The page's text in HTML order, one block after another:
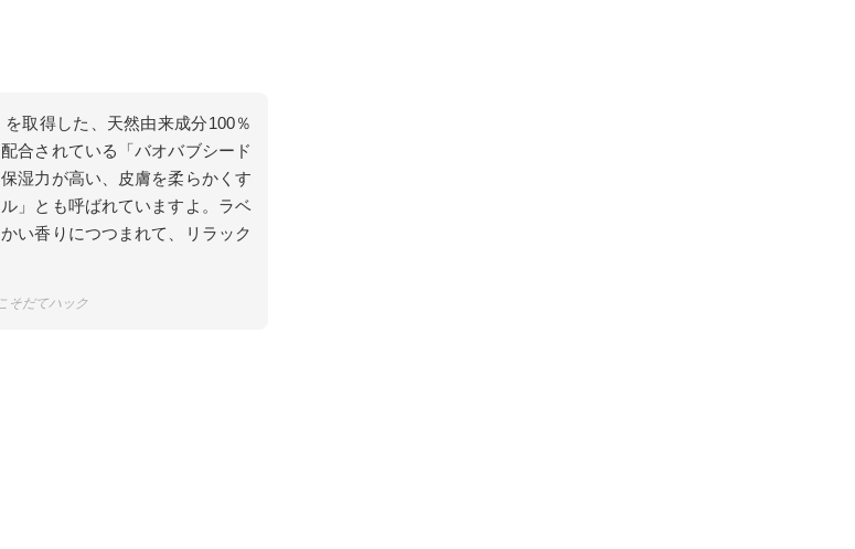
取得した、天然由来成分100％
合されている「バオバブシード
湿力が高い、皮膚を柔らかくす
」とも呼ばれていますよ。ラベ
い香りにつつまれて、リラック
そだてハック